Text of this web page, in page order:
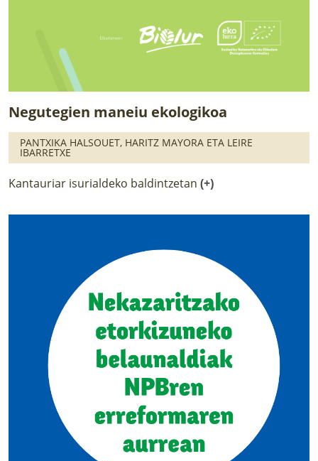
Negutegien maneiu ekologikoa
PANTXIKA HALSOUET, HARITZ MAYORA ETA LEIRE
IBARRETXE
Kantauriar isurialdeko baldintzetan (+)